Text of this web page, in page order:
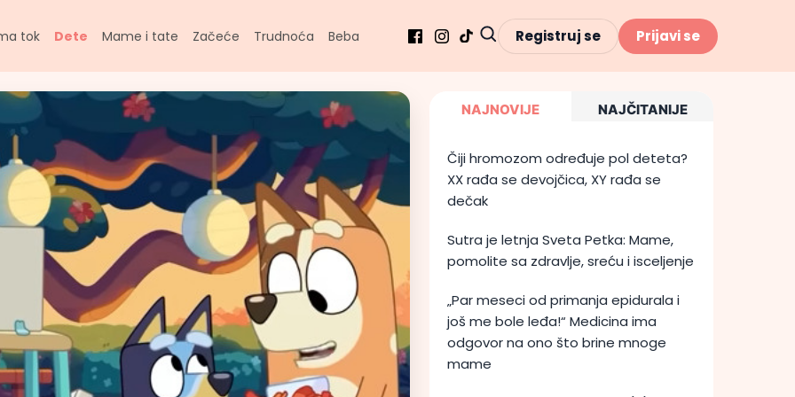
tok Dete Mame i tate Začeće Trudnoća Beba Registruj se Prijavi se
NAJNOVIJE NAJČITANIJE
Čiji hromozom određuje pol deteta?
XX rađa se devojčica, XY rađa se
dečak
Sutra je letnja Sveta Petka: Mame,
pomolite sa zdravlje, sreću i isceljenje
„Par meseci od primanja epidurala i
još me bole leđa!“ Medicina ima
odgovor na ono što brine mnoge
mame